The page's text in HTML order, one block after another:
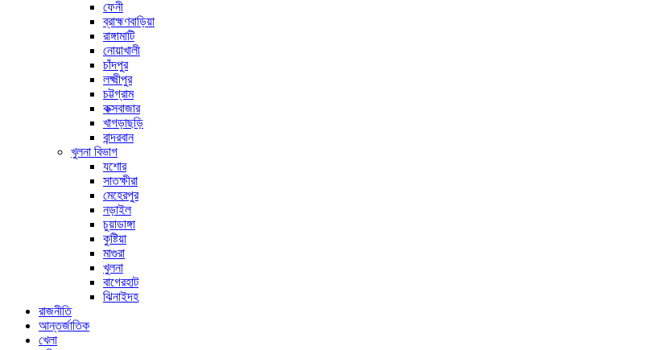
ফেনী
ব্রাহ্মণবাড়িয়া
রাঙ্গামাটি
নোয়াখালী
চাঁদপুর
লক্ষ্মীপুর
চট্টগ্রাম
কক্সবাজার
খাগড়াছড়ি
বান্দরবান
খুলনা বিভাগ
যশোর
সাতক্ষীরা
মেহেরপুর
নড়াইল
চুয়াডাঙ্গা
কুষ্টিয়া
মাগুরা
খুলনা
বাগেরহাট
ঝিনাইদহ
রাজনীতি
আন্তর্জাতিক
খেলা